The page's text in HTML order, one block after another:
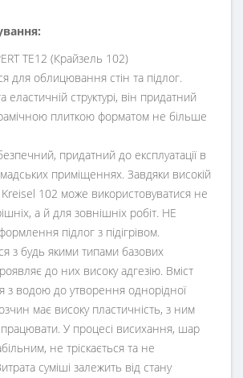
TE12 (Крайзель 102)
для облицювання стін та підлог.
еластичній структурі, він придатний
плиткою форматом не більше
придатний до експлуатації в
приміщеннях. Завдяки високій
Kreisel 102 може використовуватися не
а й для зовнішніх робіт. НЕ
підлог з підігрівом.
з будь якими типами базових
до них високу адгезію. Вміст
з водою до утворення однорідної
має високу пластичність, з ним
У процесі висихання, шар
не тріскається та не
суміші залежить від стану